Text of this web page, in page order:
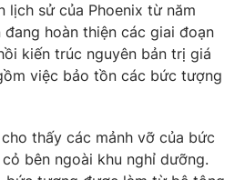
Vươn mình bằng AI
VTV8
English
lịch sử của Phoenix từ năm
đang hoàn thiện các giai đoạn
kiến trúc nguyên bản trị giá
việc bảo tồn các bức tượng
thấy các mảnh vỡ của bức
bên ngoài khu nghỉ dưỡng.